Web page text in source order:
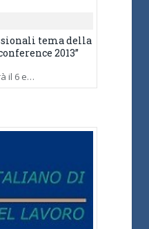
tema della
2013”
il 6 e…